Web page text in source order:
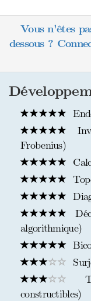
Vous n'êtes
dessous ?
Frobenius)
algorithmique)
constructibles)